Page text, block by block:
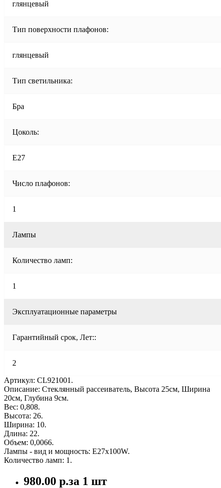
глянцевый
Тип поверхности плафонов:
глянцевый
Тип светильника:
Бра
Цоколь:
E27
Число плафонов:
1
Лампы
Количество ламп:
1
Эксплуатационные параметры
Гарантийный срок, Лет::
2
Артикул: CL921001.
Описание: Стеклянный рассеиватель, Высота 25см, Ширина
20см, Глубина 9см.
Вес: 0,808.
Высота: 26.
Ширина: 10.
Длина: 22.
Объем: 0,0066.
Лампы - вид и мощность: E27x100W.
Количество ламп: 1.
980.00 р.за 1 шт